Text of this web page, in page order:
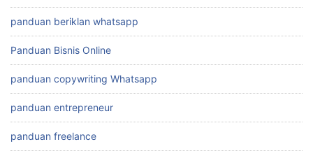
panduan beriklan whatsapp
Panduan Bisnis Online
panduan copywriting Whatsapp
panduan entrepreneur
panduan freelance